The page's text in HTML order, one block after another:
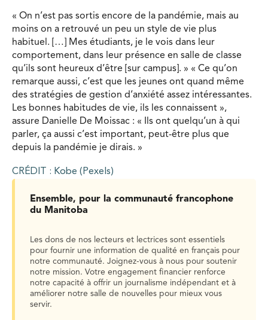
« On n’est pas sortis encore de la pandémie, mais au
moins on a retrouvé un peu un style de vie plus
habituel. […] Mes étudiants, je le vois dans leur
comportement, dans leur présence en salle de classe
qu’ils sont heureux d’être [sur campus]. » « Ce qu’on
remarque aussi, c’est que les jeunes ont quand même
des stratégies de gestion d’anxiété assez intéressantes.
Les bonnes habitudes de vie, ils les connaissent »,
assure Danielle De Moissac : « Ils ont quelqu’un à qui
parler, ça aussi c’est important, peut-être plus que
depuis la pandémie je dirais. »
CRÉDIT : Kobe (Pexels)
Ensemble, pour la communauté francophone
du Manitoba
Les dons de nos lecteurs et lectrices sont essentiels
pour fournir une information de qualité en français pour
notre communauté. Joignez-vous à nous pour soutenir
notre mission. Votre engagement financier renforce
notre capacité à offrir un journalisme indépendant et à
améliorer notre salle de nouvelles pour mieux vous
servir.